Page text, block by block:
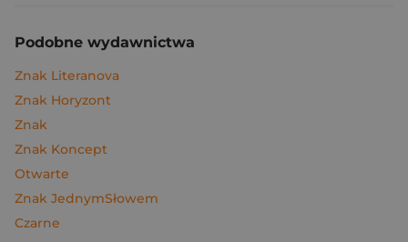
Podobne wydawnictwa
Znak Literanova
Znak Horyzont
Znak
Znak Koncept
Otwarte
Znak JednymSłowem
Czarne